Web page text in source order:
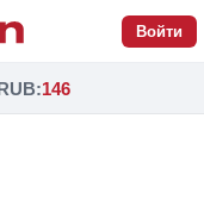
Войти
:146